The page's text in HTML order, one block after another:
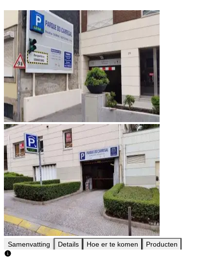
Samenvatting Details Hoe er te komen Producten